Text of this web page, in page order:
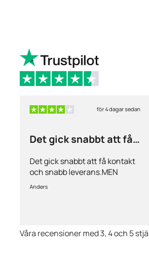
för 4 dagar sedan
Det gick snabbt att få
Det gick snabbt att få kontakt
och snabb leverans.MEN
priserna är alldeles för höga på
Anders
Våra recensioner med 3, 4 och 5